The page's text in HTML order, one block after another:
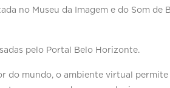
no Museu da Imagem e do Som de
pelo Portal Belo Horizonte.
do mundo, o ambiente virtual permite